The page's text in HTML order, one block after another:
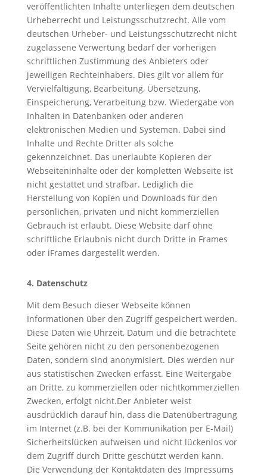
veröffentlichten Inhalte unterliegen dem deutschen
Urheberrecht und Leistungsschutzrecht. Alle vom
deutschen Urheber- und Leistungsschutzrecht nicht
zugelassene Verwertung bedarf der vorherigen
schriftlichen Zustimmung des Anbieters oder
jeweiligen Rechteinhabers. Dies gilt vor allem für
Vervielfältigung, Bearbeitung, Übersetzung,
Einspeicherung, Verarbeitung bzw. Wiedergabe von
Inhalten in Datenbanken oder anderen
elektronischen Medien und Systemen. Dabei sind
Inhalte und Rechte Dritter als solche
gekennzeichnet. Das unerlaubte Kopieren der
Webseiteninhalte oder der kompletten Webseite ist
nicht gestattet und strafbar. Lediglich die
Herstellung von Kopien und Downloads für den
persönlichen, privaten und nicht kommerziellen
Gebrauch ist erlaubt. Diese Website darf ohne
schriftliche Erlaubnis nicht durch Dritte in Frames
oder iFrames dargestellt werden.
4. Datenschutz
Mit dem Besuch dieser Webseite können
Informationen über den Zugriff gespeichert werden.
Diese Daten wie Uhrzeit, Datum und die betrachtete
Seite gehören nicht zu den personenbezogenen
Daten, sondern sind anonymisiert. Dies werden nur
aus statistischen Zwecken erfasst. Eine Weitergabe
an Dritte, zu kommerziellen oder nichtkommerziellen
Zwecken, erfolgt nicht.Der Anbieter weist
ausdrücklich darauf hin, dass die Datenübertragung
im Internet (z.B. bei der Kommunikation per E-Mail)
Sicherheitslücken aufweisen und nicht lückenlos vor
dem Zugriff durch Dritte geschützt werden kann.
Die Verwendung der Kontaktdaten des Impressums